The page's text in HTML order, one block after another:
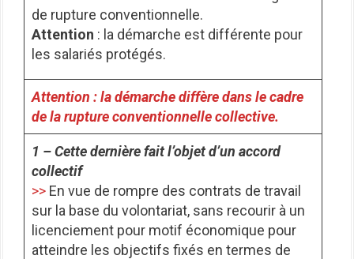
de rupture conventionnelle.
Attention : la démarche est différente pour
les salariés protégés.
Attention : la démarche diffère dans le cadre
de la rupture conventionnelle collective.
1 – Cette dernière fait l’objet d’un accord
collectif
>> En vue de rompre des contrats de travail
sur la base du volontariat, sans recourir à un
licenciement pour motif économique pour
atteindre les objectifs fixés en termes de